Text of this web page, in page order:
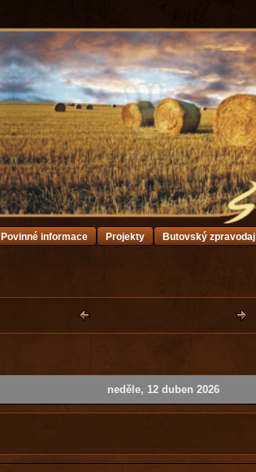
Povinné informace Projekty Butovský zpravodaj
neděle, 12 duben 2026